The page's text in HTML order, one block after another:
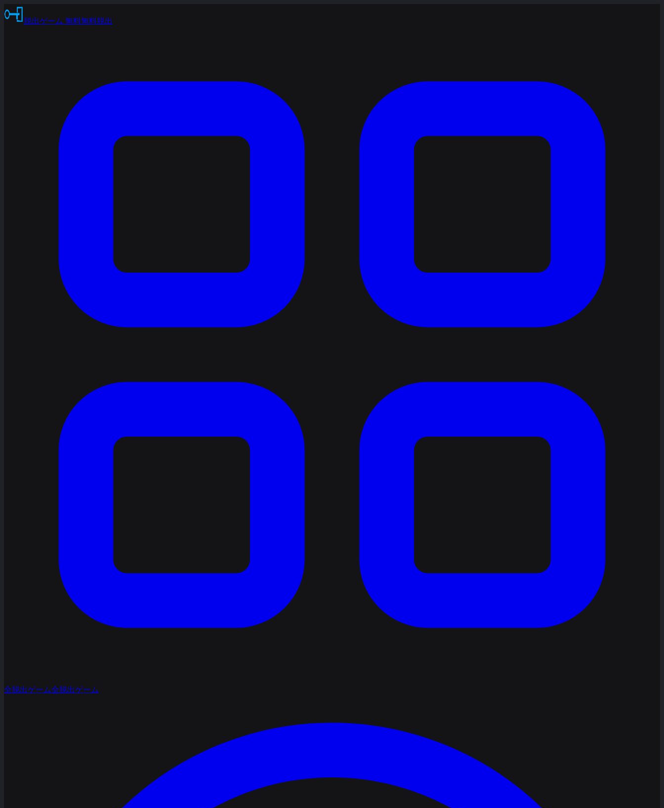
脱出ゲーム 無料無料脱出
全脱出ゲーム全脱出ゲーム